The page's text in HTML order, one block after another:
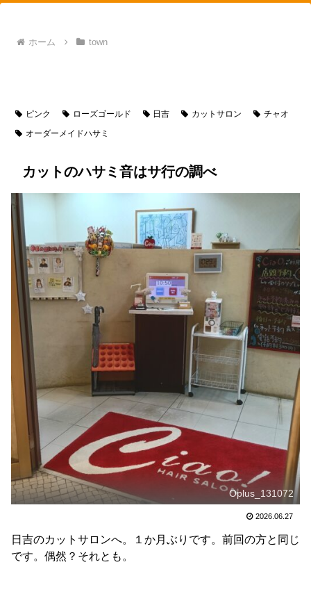
ホーム town
ピンク ローズゴールド 日吉 カットサロン
チャオ
オーダーメイドハサミ
カットのハサミ音はサ行の調べ
Oplus_131072
2026.06.27
日吉のカットサロンへ。１か月ぶりです。前回の方と同じ
です。偶然？それとも。